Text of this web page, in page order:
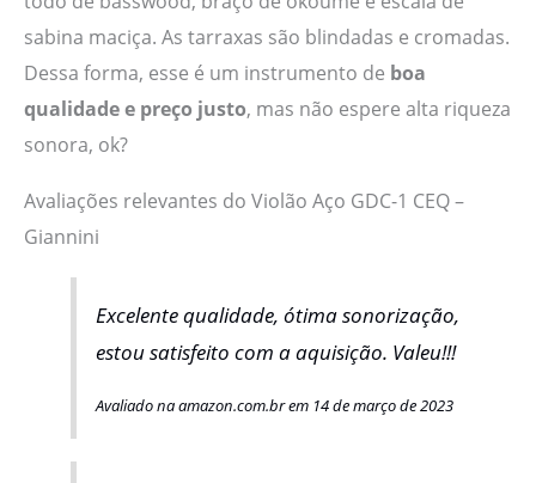
sabina maciça. As tarraxas são blindadas e cromadas.
Dessa forma, esse é um instrumento de boa
qualidade e preço justo, mas não espere alta riqueza
sonora, ok?
Avaliações relevantes do Violão Aço GDC-1 CEQ –
Giannini
Excelente qualidade, ótima sonorização,
estou satisfeito com a aquisição. Valeu!!!
Avaliado na amazon.com.br em 14 de março de 2023